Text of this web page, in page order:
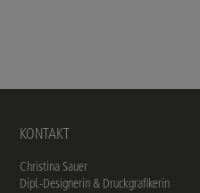
KONTAKT
Christina Sauer
Dipl.-Designerin & Druckgrafikerin